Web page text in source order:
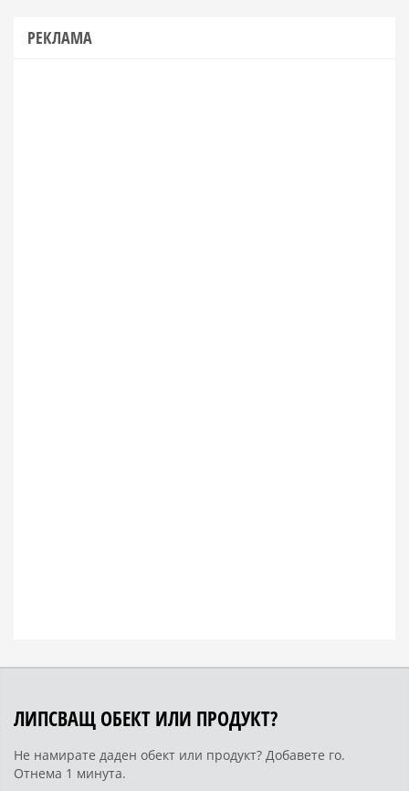
РЕКЛАМА
ЛИПСВАЩ ОБЕКТ ИЛИ ПРОДУКТ?
Не намирате даден обект или продукт? Добавете го.
Отнема 1 минута.